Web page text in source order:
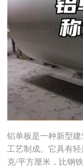
铝单板是一种新型
工艺制成。它具有
克/平方厘米，比钢